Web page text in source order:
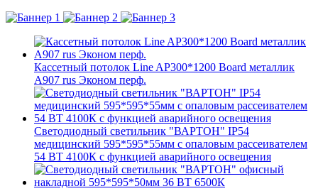
Кассетный потолок Line AP300*1200 Board металлик
А907 rus Эконом перф.
Светодиодный светильник "ВАРТОН" IP54
медицинский 595*595*55мм с опаловым рассеивателем
54 ВТ 4100К с функцией аварийного освещения